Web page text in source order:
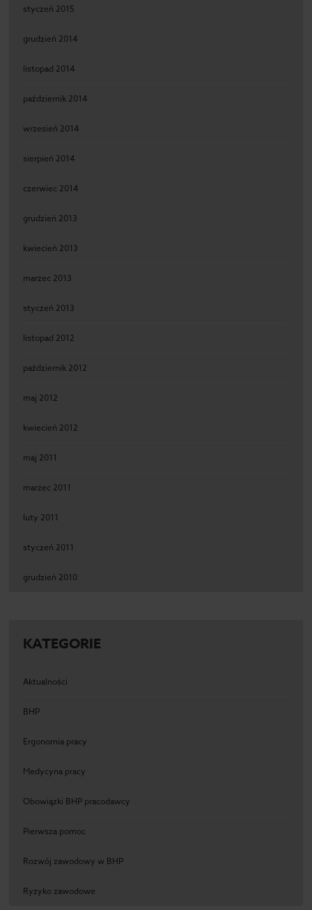
styczeń 2015
grudzień 2014
listopad 2014
październik 2014
wrzesień 2014
sierpień 2014
czerwiec 2014
grudzień 2013
kwiecień 2013
marzec 2013
styczeń 2013
listopad 2012
październik 2012
maj 2012
kwiecień 2012
maj 2011
marzec 2011
luty 2011
styczeń 2011
grudzień 2010
KATEGORIE
Aktualności
BHP
Ergonomia pracy
Medycyna pracy
Obowiązki BHP pracodawcy
Pierwsza pomoc
Rozwój zawodowy w BHP
Ryzyko zawodowe